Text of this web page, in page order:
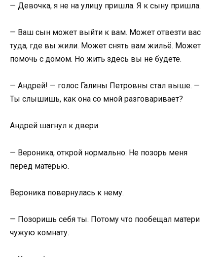
— Девочка, я не на улицу пришла. Я к сыну пришла.
— Ваш сын может выйти к вам. Может отвезти вас
туда, где вы жили. Может снять вам жильё. Может
помочь с домом. Но жить здесь вы не будете.
— Андрей! — голос Галины Петровны стал выше. —
Ты слышишь, как она со мной разговаривает?
Андрей шагнул к двери.
— Вероника, открой нормально. Не позорь меня
перед матерью.
Вероника повернулась к нему.
— Позоришь себя ты. Потому что пообещал матери
чужую комнату.